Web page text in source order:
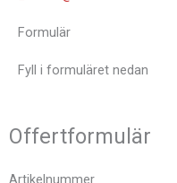
Formulär
Fyll i formuläret nedan
Offertformulär
Artikelnummer